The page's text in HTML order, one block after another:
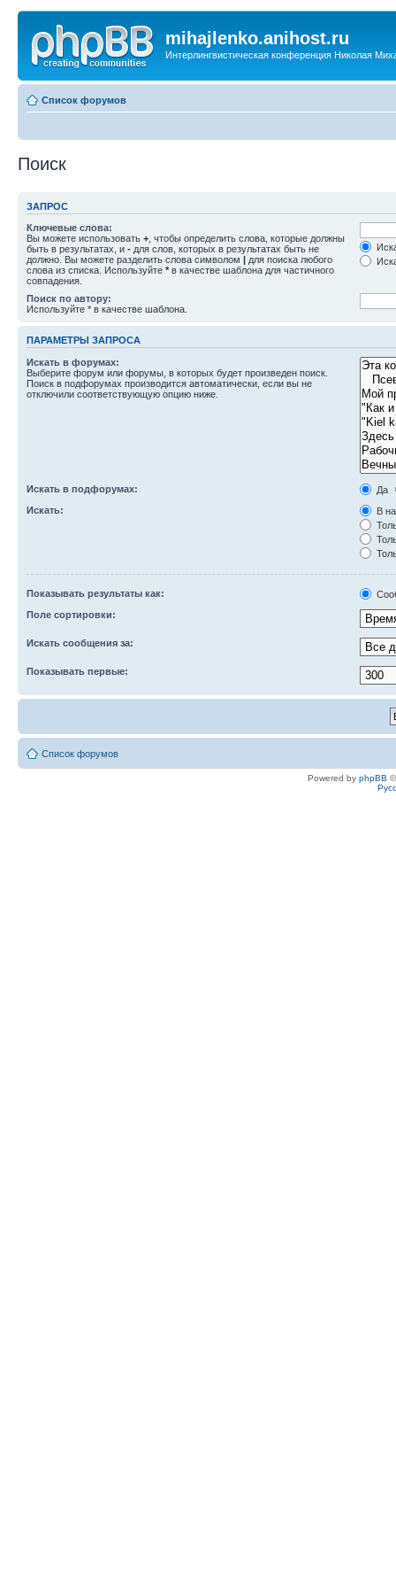
mihajlenko.anihost.ru
Интерлингвистическая конференция Николая
Список форумов
Поиск
ЗАПРОС
Ключевые слова:
Вы можете использовать + , чтобы определить слова, которые должны
быть в результатах, и - для слов, которых в результатах быть не
должно. Вы можете разделить слова символом | для поиска любого
слова из списка. Используйте * в качестве шаблона для частичного
совпадения.
Поиск по автору:
Используйте * в качестве шаблона.
ПАРАМЕТРЫ ЗАПРОСА
Искать в форумах:
Выберите форум или форумы, в которых будет произведен поиск.
Поиск в подфорумах производится автоматически, если вы не
отключили соответствующую опцию ниже.
Искать в подфорумах:
Да
Искать:
В
Показывать результаты как:
Поле сортировки:
Искать сообщения за:
Показывать первые:
Список форумов
Powered by phpBB